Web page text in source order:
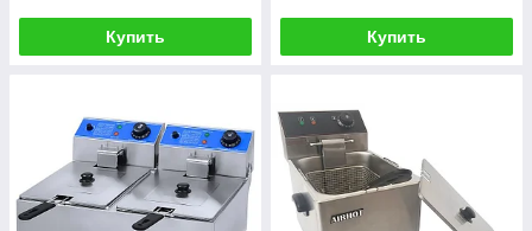
Купить Купить